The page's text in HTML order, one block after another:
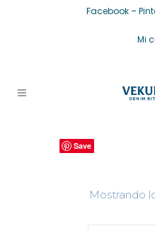
Facebook–
Mi
Mostrando
Save
Save
Save